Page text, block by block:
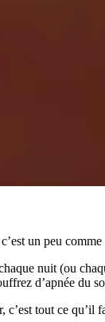
c’est un peu
nuit (ou
d’apnée du
tout ce qu’il